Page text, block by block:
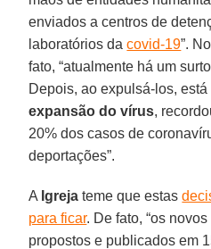
enviados a centros de
laboratórios dacovid-19”.
fato, “atualmente há um
Depois, ao expulsá-los,
expansão do vírus,
20% dos casos de
deportações”.
A Igreja teme que estas
para ficar. De fato, “os
propostos e publicados em